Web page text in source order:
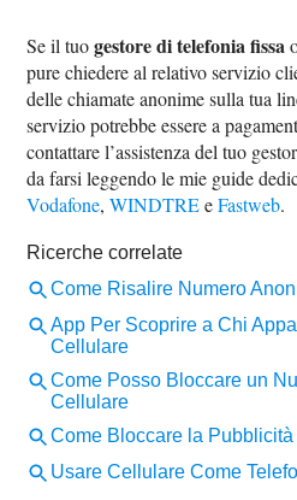
Se il tuogestore di telefonia fissa
pure chiedere al relativo servizio
delle chiamate anonime sulla tua
servizio potrebbe essere a
contattare l’assistenza del tuo
da farsi leggendo le mie guide
Vodafone,WINDTREeFastweb.